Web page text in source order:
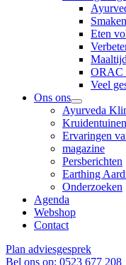
Eten
ORAC
Veel
Ons ons
Ayurveda
Kruidentuinen
Ervaringen
magazine
Persberichten
Earthing
Onderzoeken
Agenda
Webshop
Contact
Plan adviesgesprek
Bel ons op: 0523 677 208